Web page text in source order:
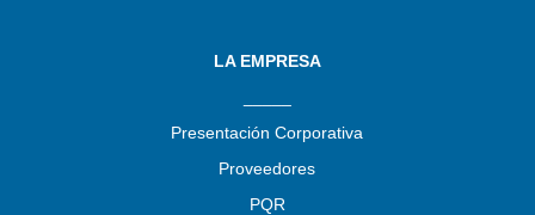
LA EMPRESA
Presentación Corporativa
Proveedores
PQR